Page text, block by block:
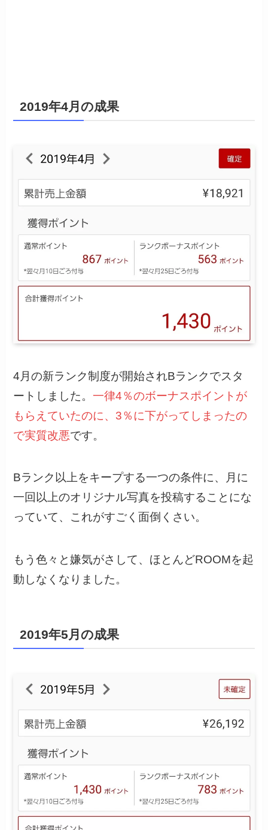
2019年4月の成果
4月の新ランク制度が開始されBランクでスタ
ートしました。一律4％のボーナスポイントが
もらえていたのに、3％に下がってしまったの
で実質改悪です。
Bランク以上をキープする一つの条件に、月に
一回以上のオリジナル写真を投稿することにな
っていて、これがすごく面倒くさい。
もう色々と嫌気がさして、ほとんどROOMを起
動しなくなりました。
2019年5月の成果